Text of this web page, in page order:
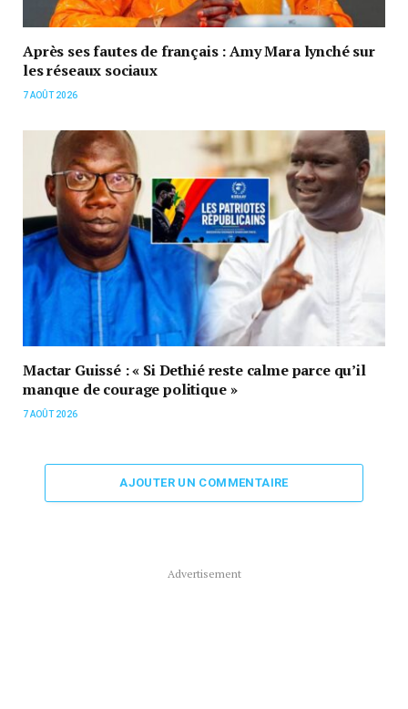
Après ses fautes de français : Amy Mara lynché sur
les réseaux sociaux
7 AOÛT 2026
Mactar Guissé : « Si Dethié reste calme parce qu’il
manque de courage politique »
7 AOÛT 2026
AJOUTER UN COMMENTAIRE
Advertisement